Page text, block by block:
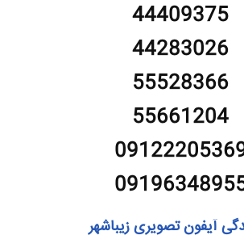
44409375
44283026
55528366
55661204
آیفون تصویری زیباشهر